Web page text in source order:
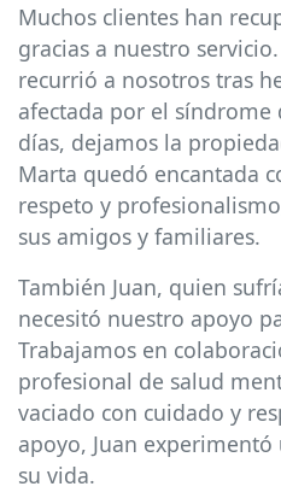
Muchos clientes han
gracias a nuestro
recurrió a nosotros tras
afectada por el síndrome
días, dejamos la
Marta quedó encantada
respeto y
sus amigos y familiares.
También Juan, quien
necesitó nuestro apoyo
Trabajamos en
profesional de salud
vaciado con cuidado y
apoyo, Juan
su vida.